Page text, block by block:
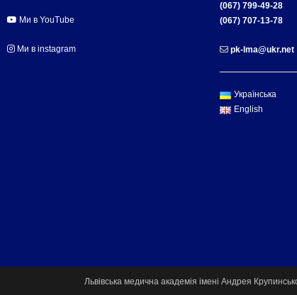
Ми в YouTube
Ми в instagram
(067) 799-49-28
(067) 707-13-78
pk-lma@ukr.net
Українська
English
Львівська медична академія імені Андрея